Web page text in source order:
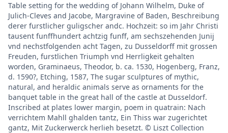
Table setting for the wedding of Johann Wilhelm, Duke of
Julich-Cleves and Jacobe, Margravine of Baden, Beschreibung
derer furstlicher guligscher andc. Hochzeit: so im Jahr Christi
tausent funffhundert achtzig funff, am sechszehenden Junij
vnd nechstfolgenden acht Tagen, zu Dusseldorff mit grossen
Freuden, furstlichen Triumph vnd Herrligkeit gehalten
worden, Graminaeus, Theodor, b. ca. 1530, Hogenberg, Franz,
d. 1590?, Etching, 1587, The sugar sculptures of mythic,
natural, and heraldic animals serve as ornaments for the
banquet table in the great hall of the castle at Dusseldorf.
Inscribed at plates lower margin, poem in quatrain: Nach
verrichtem Mahll ghalden tantz, Ein Thiss war zugerichtet
gantz, Mit Zuckerwerck herlieh besetzt. © Liszt Collection